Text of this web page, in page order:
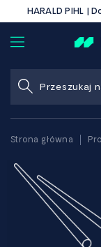
HARALD PIHL |
Strona główna